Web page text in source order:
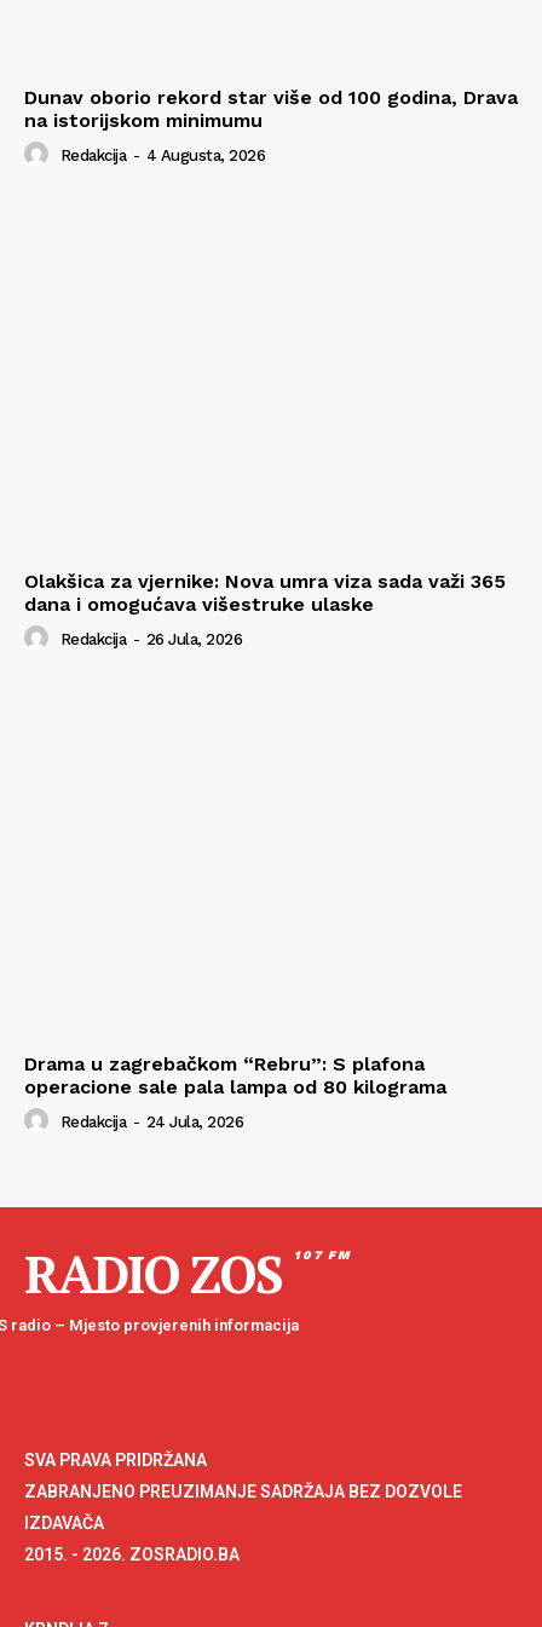
Dunav oborio rekord star više od 100 godina, Drava
na istorijskom minimumu
Redakcija - 4 Augusta, 2026
Olakšica za vjernike: Nova umra viza sada važi 365
dana i omogućava višestruke ulaske
Redakcija - 26 Jula, 2026
Drama u zagrebačkom “Rebru”: S plafona
operacione sale pala lampa od 80 kilograma
Redakcija - 24 Jula, 2026
RADIO ZOS 107 FM
radio – Mjesto provjerenih informacija
SVA PRAVA PRIDRŽANA
ZABRANJENO PREUZIMANJE SADRŽAJA BEZ DOZVOLE
IZDAVAČA
2015. - 2026. ZOSRADIO.BA